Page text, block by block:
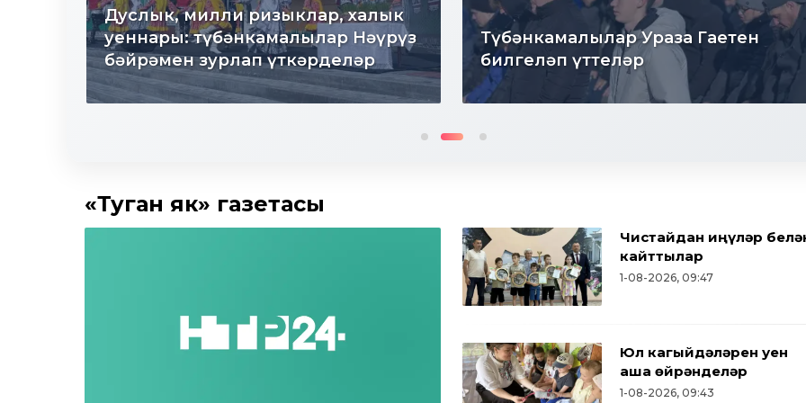
Дуслык, милли ризыклар, халык
уеннары: түбәнкамалылар Нәүрүз
бәйрәмен зурлап үткәрделәр
Түбәнкамалылар Ураза Гаетен
билгеләп үттеләр
«Туган як» газетасы
Чистайдан җиңүләр
кайттылар
1-08-2026, 09:47
Юл кагыйдәләрен уен
аша өйрәнделәр
1-08-2026, 09:43